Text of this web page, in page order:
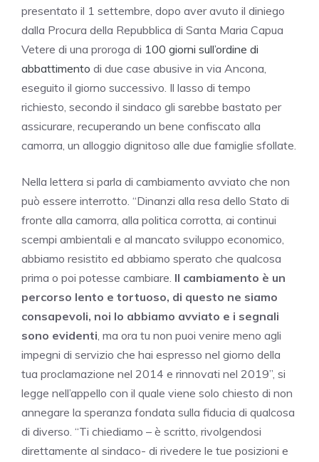
presentato il 1 settembre, dopo aver avuto il diniego
dalla Procura della Repubblica di Santa Maria Capua
Vetere di una proroga di 100 giorni sull’ordine di
abbattimento di due case abusive in via Ancona,
eseguito il giorno successivo. Il lasso di tempo
richiesto, secondo il sindaco gli sarebbe bastato per
assicurare, recuperando un bene confiscato alla
camorra, un alloggio dignitoso alle due famiglie sfollate.
Nella lettera si parla di cambiamento avviato che non
può essere interrotto. “Dinanzi alla resa dello Stato di
fronte alla camorra, alla politica corrotta, ai continui
scempi ambientali e al mancato sviluppo economico,
abbiamo resistito ed abbiamo sperato che qualcosa
prima o poi potesse cambiare. Il cambiamento è un
percorso lento e tortuoso, di questo ne siamo
consapevoli, noi lo abbiamo avviato e i segnali
sono evidenti, ma ora tu non puoi venire meno agli
impegni di servizio che hai espresso nel giorno della
tua proclamazione nel 2014 e rinnovati nel 2019”, si
legge nell’appello con il quale viene solo chiesto di non
annegare la speranza fondata sulla fiducia di qualcosa
di diverso. “Ti chiediamo – è scritto, rivolgendosi
direttamente al sindaco- di rivedere le tue posizioni e